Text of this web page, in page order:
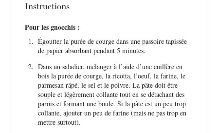
Instructions
Pour les gnocchis :
Égoutter la purée de courge dans une passoire tapissée
de papier absorbant pendant 5 minutes.
Dans un saladier, mélanger à l’aide d’une cuillère en
bois la purée de courge, la ricotta, l’oeuf, la farine, le
parmesan râpé, le sel et le poivre. La pâte doit être
souple et légèrement collante tout en se détachant des
parois et formant une boule. Si la pâte est un peu trop
collante, ajouter un peu de farine (mais ne pas trop en
mettre surtout).